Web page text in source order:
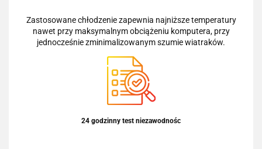
Zastosowane chłodzenie zapewnia najniższe temperatury
nawet przy maksymalnym obciążeniu komputera, przy
jednocześnie zminimalizowanym szumie wiatraków.
24 godzinny test niezawodnośc